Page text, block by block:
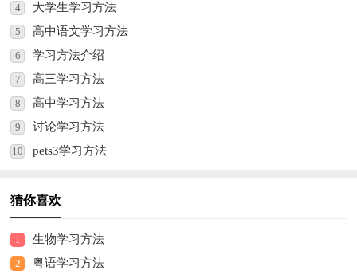
4 大学生学习方法
5 高中语文学习方法
6 学习方法介绍
7 高三学习方法
8 高中学习方法
9 讨论学习方法
10 pets3学习方法
猜你喜欢
1 生物学习方法
2 粤语学习方法